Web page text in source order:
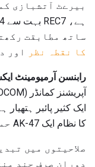
بیرےٹ آتشبازی
ساتھ مطابقت
کا نقطہ نظر
اور
رابنسن آرمیومینٹ
ایک کثیر پائبر
کا نظام ایک AK-47 حملہ رائفل کی طرح ملتا ہے.
صلاحیتوں میں
دوران صرف چند